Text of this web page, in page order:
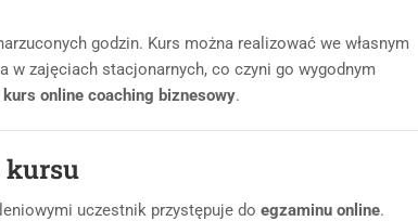
godzin. Kurs można realizować we własnym
w zajęciach stacjonarnych, co czyni go wygodnym
kurs online coaching biznesowy.
kursu
uczestnik przystępuje do egzaminu online.